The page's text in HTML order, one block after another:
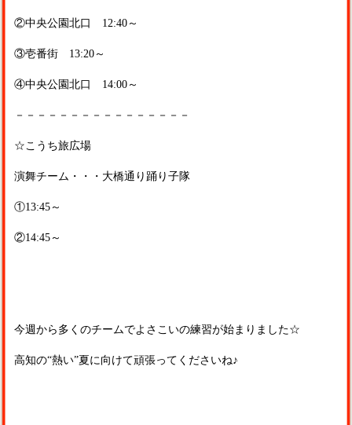
②中央公園北口 12:40～
③壱番街 13:20～
④中央公園北口 14:00～
－－－－－－－－－－－－－－－－
☆こうち旅広場
演舞チーム・・・大橋通り踊り子隊
①13:45～
②14:45～
今週から多くのチームでよさこいの練習が始まりました☆
高知の“熱い”夏に向けて頑張ってくださいね♪